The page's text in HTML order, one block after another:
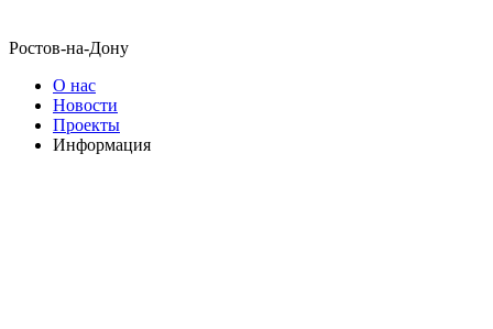
Ростов-на-Дону
О нас
Новости
Проекты
Информация